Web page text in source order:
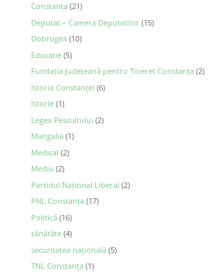
Constanța(21)
Deputat – Camera Deputatilor(15)
Dobrogea(10)
Educatie(5)
Fundația Județeană pentru Tineret Constanța(2)
Istoria Constanței (6)
Istorie(1)
Legea Pescuitului (2)
Mangalia(1)
Medical (2)
Mediu (2)
Partidul Național Liberal (2)
PNL Constanţa(17)
Politică(16)
sănătăte(4)
securitatea naţională(5)
TNL Constanța(1)